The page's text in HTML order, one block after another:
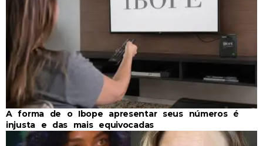
A forma de o Ibope apresentar seus números é
injusta e das mais equivocadas